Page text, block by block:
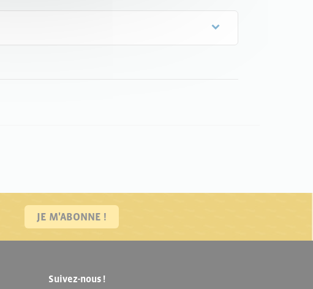
JE M'ABONNE !
Suivez-nous !